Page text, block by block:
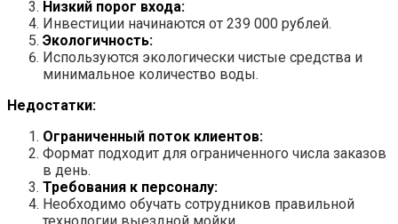
Низкий порог входа:
Инвестиции начинаются от 239 000 рублей.
Экологичность:
Используются экологически чистые средства и
минимальное количество воды.
Недостатки:
Ограниченный поток клиентов:
Формат подходит для ограниченного числа заказов
в день.
Требования к персоналу:
Необходимо обучать сотрудников правильной